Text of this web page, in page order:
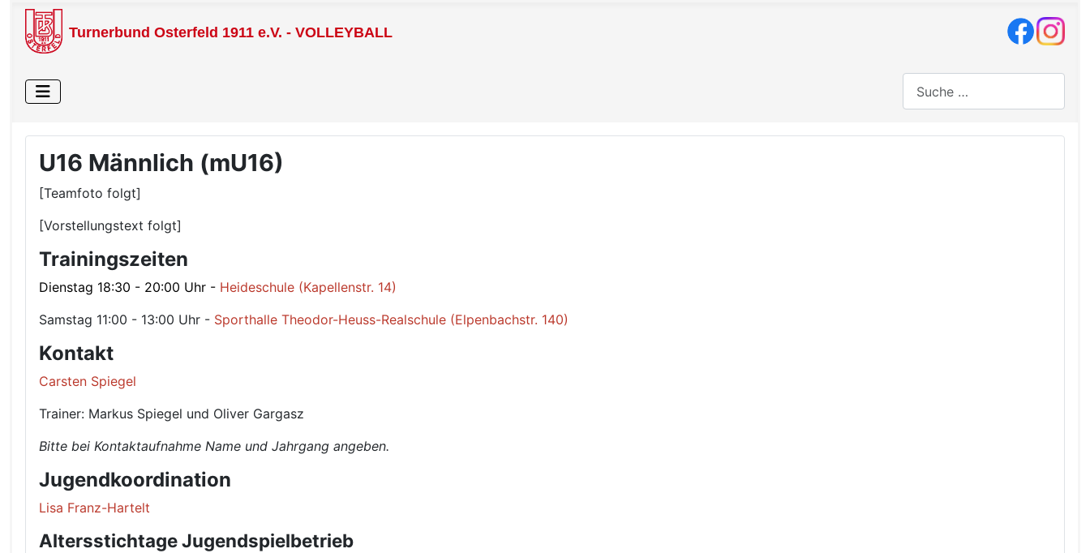
Turnerbund Osterfeld 1911 e.V. - VOLLEYBALL
U16 Männlich (mU16)
[Teamfoto folgt]
[Vorstellungstext folgt]
Trainingszeiten
Dienstag 18:30 - 20:00 Uhr - Heideschule (Kapellenstr. 14)
Samstag 11:00 - 13:00 Uhr - Sporthalle Theodor-Heuss-Realschule (Elpenbachstr. 140)
Kontakt
Carsten Spiegel
Trainer: Markus Spiegel und Oliver Gargasz
Bitte bei Kontaktaufnahme Name und Jahrgang angeben.
Jugendkoordination
Lisa Franz-Hartelt
Altersstichtage Jugendspielbetrieb